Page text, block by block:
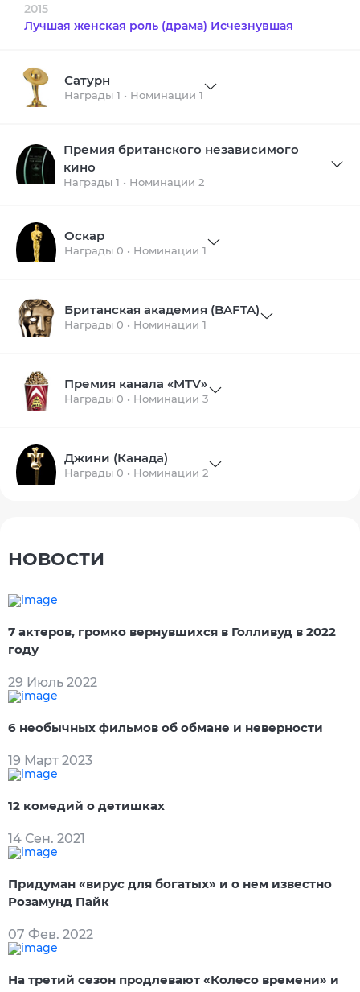
2015
Лучшая женская роль (драма) Исчезнувшая
Сатурн
Награды 1 • Номинации 1
Премия британского независимого
кино
Награды 1 • Номинации 2
Оскар
Награды 0 • Номинации 1
Британская академия (BAFTA)
Награды 0 • Номинации 1
Премия канала «MTV»
Награды 0 • Номинации 3
Джини (Канада)
Награды 0 • Номинации 2
НОВОСТИ
7 актеров, громко вернувшихся в Голливуд в 2022
году
29 Июль 2022
6 необычных фильмов об обмане и неверности
19 Март 2023
12 комедий о детишках
14 Сен. 2021
Придуман «вирус для богатых» и о нем известно
Розамунд Пайк
07 Фев. 2022
На третий сезон продлевают «Колесо времени» и